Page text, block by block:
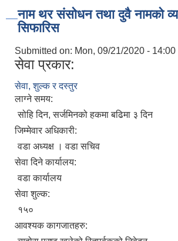
नाम थर संसोधन तथा दुवै नामको
सिफारिस
Submitted on: Mon, 09/21/2020 - 14:00
सेवा प्रकार:
सेवा, शुल्क र दस्तुर
लाग्ने समय:
सोहि दिन, सर्जमिनको हकमा बढिमा ३ दिन
जिम्मेवार अधिकारी:
वडा अध्यक्ष । वडा सचिव
सेवा दिने कार्यालय:
वडा कार्यालय
सेवा शुल्क:
१५०
आवश्यक कागजातहरु: